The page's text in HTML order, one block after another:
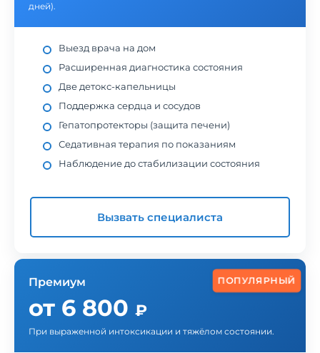
дней).
Выезд врача на дом
Расширенная диагностика состояния
Две детокс-капельницы
Поддержка сердца и сосудов
Гепатопротекторы (защита печени)
Седативная терапия по показаниям
Наблюдение до стабилизации состояния
Вызвать специалиста
ПОПУЛЯРНЫЙ
Премиум
от 6 800 ₽
При выраженной интоксикации и тяжёлом состоянии.